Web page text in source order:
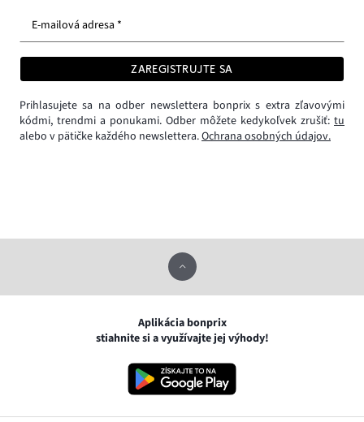
E-mailová adresa *
ZAREGISTRUJTE SA
Prihlasujete sa na odber newslettera bonprix s extra zľavovými
kódmi, trendmi a ponukami. Odber môžete kedykoľvek zrušiť: tu
alebo v pätičke každého newslettera.Ochrana osobných údajov.
Aplikácia bonprix
stiahnite si a využívajte jej výhody!